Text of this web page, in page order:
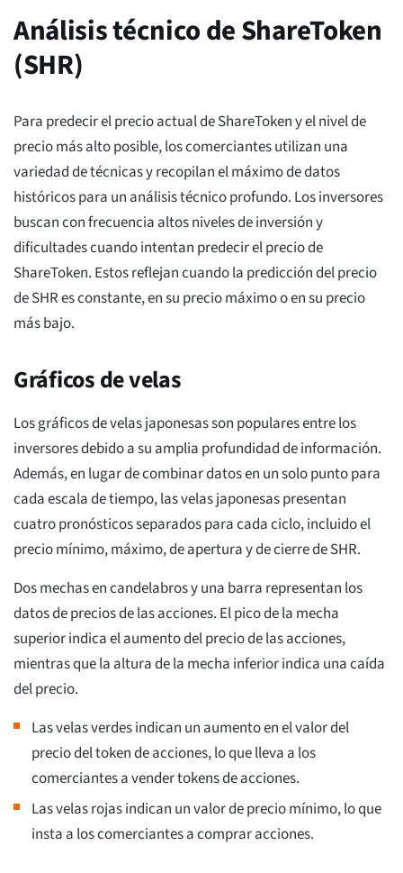
Análisis técnico de ShareToken
(SHR)
Para predecir el precio actual de ShareToken y el nivel de
precio más alto posible, los comerciantes utilizan una
variedad de técnicas y recopilan el máximo de datos
históricos para un análisis técnico profundo. Los inversores
buscan con frecuencia altos niveles de inversión y
dificultades cuando intentan predecir el precio de
ShareToken. Estos reflejan cuando la predicción del precio
de SHR es constante, en su precio máximo o en su precio
más bajo.
Gráficos de velas
Los gráficos de velas japonesas son populares entre los
inversores debido a su amplia profundidad de información.
Además, en lugar de combinar datos en un solo punto para
cada escala de tiempo, las velas japonesas presentan
cuatro pronósticos separados para cada ciclo, incluido el
precio mínimo, máximo, de apertura y de cierre de SHR.
Dos mechas en candelabros y una barra representan los
datos de precios de las acciones. El pico de la mecha
superior indica el aumento del precio de las acciones,
mientras que la altura de la mecha inferior indica una caída
del precio.
Las velas verdes indican un aumento en el valor del
precio del token de acciones, lo que lleva a los
comerciantes a vender tokens de acciones.
Las velas rojas indican un valor de precio mínimo, lo que
insta a los comerciantes a comprar acciones.